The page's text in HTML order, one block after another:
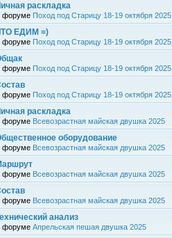
раскладка
форуме Поход под Старицу 18-19 октября 2025
ЕДИМ =)
форуме Поход под Старицу 18-19 октября 2025
форуме Поход под Старицу 18-19 октября 2025
форуме Поход под Старицу 18-19 октября 2025
раскладка
форуме Всевозрастная майская двушка 2025
оборудование
форуме Всевозрастная майская двушка 2025
форуме Всевозрастная майская двушка 2025
форуме Всевозрастная майская двушка 2025
анализ
форуме Апрельская пешая двушка 2025